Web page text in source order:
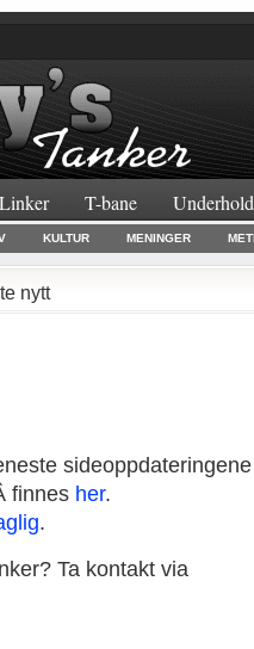
Linker T-bane
KULTUR MENINGER
nytt
sideoppdateringene
finnes her.
.
Ta kontakt via